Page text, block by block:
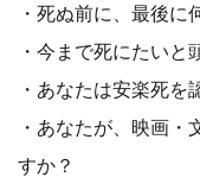
・死ぬ前に、最後に
・今まで死にたいと
・あなたは安楽死
・あなたが、映画
すか？